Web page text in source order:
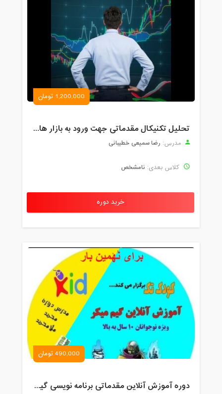
1,200,000 تومان
تحلیل تکنیکال مقدماتی جهت ورود به بازار های مالی (رمز ارز و فارکس )
مدرس: رضا سمیعی خطیبانی
کلاس بعدی: نامشخص
خرید دوره
490,000 تومان
دوره آموزش آنلاین مقدماتی برنامه نویسی گیم میکر کودک و نوجوان (برای نهمین بار) کودک تک